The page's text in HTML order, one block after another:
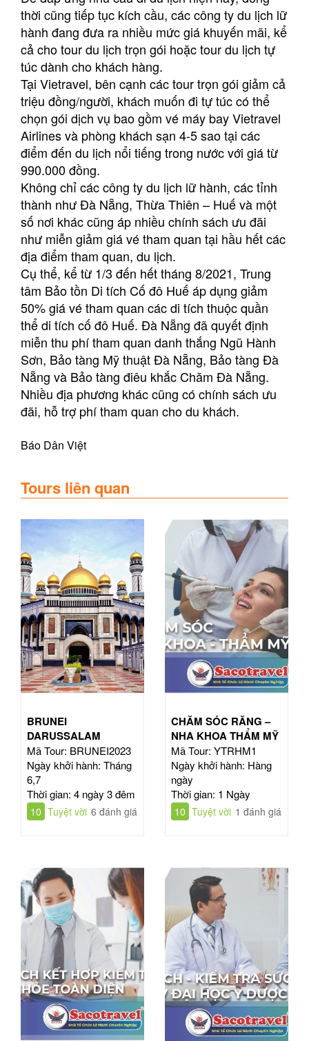
thời cũng tiếp tục kích cầu, các công ty du lịch lữ
hành đang đưa ra nhiều mức giá khuyến mãi, kể
cả cho tour du lịch trọn gói hoặc tour du lịch tự
túc dành cho khách hàng.
Tại Vietravel, bên cạnh các tour trọn gói giảm cả
triệu đồng/người, khách muốn đi tự túc có thể
chọn gói dịch vụ bao gồm vé máy bay Vietravel
Airlines và phòng khách sạn 4-5 sao tại các
điểm đến du lịch nổi tiếng trong nước với giá từ
990.000 đồng.
Không chỉ các công ty du lịch lữ hành, các tỉnh
thành như Đà Nẵng, Thừa Thiên – Huế và một
số nơi khác cũng áp nhiều chính sách ưu đãi
như miễn giảm giá vé tham quan tại hầu hết các
địa điểm tham quan, du lịch.
Cụ thể, kể từ 1/3 đến hết tháng 8/2021, Trung
tâm Bảo tồn Di tích Cố đô Huế áp dụng giảm
50% giá vé tham quan các di tích thuộc quần
thể di tích cố đô Huế. Đà Nẵng đã quyết định
miễn thu phí tham quan danh thắng Ngũ Hành
Sơn, Bảo tàng Mỹ thuật Đà Nẵng, Bảo tàng Đà
Nẵng và Bảo tàng điêu khắc Chăm Đà Nẵng.
Nhiều địa phương khác cũng có chính sách ưu
đãi, hỗ trợ phí tham quan cho du khách.
Báo Dân Việt
Tours liên quan
BRUNEI
DARUSSALAM
Mã Tour: BRUNEI2023
Ngày khởi hành: Tháng
6,7
Thời gian: 4 ngày 3 đêm
10 Tuyệt vời 6 đánh giá
CHĂM SÓC RĂNG –
NHA KHOA THẨM MỸ
Mã Tour: YTRHM1
Ngày khởi hành: Hàng
ngày
Thời gian: 1 Ngày
10 Tuyệt vời 1 đánh giá